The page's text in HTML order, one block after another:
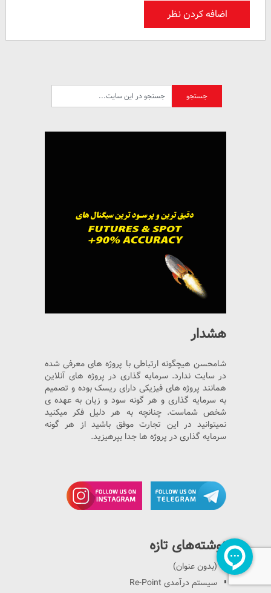
هشدار
شامحسن هیچگونه ارتباطی با پروژه های معرفی شده
در سایت ندارد. سرمایه گذاری در پروژه های آنلاین
همانند پروژه های فیزیکی دارای ریسک بوده و تصمیم
به سرمایه گذاری و هر گونه سود و زیان به عهده ی
شخص شماست. چنانچه به هر دلیل فکر میکنید
نمیتوانید در این تجارت موفق باشید از هر گونه
سرمایه گذاری در پروژه ها جدا بپرهیزید.
نوشته‌های تازه
(بدون عنوان)
سیستم درآمدی Re-Point